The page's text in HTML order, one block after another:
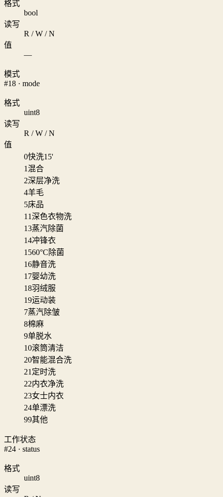
格式
bool
读写
R / W / N
值
—
模式
#18 · mode
格式
uint8
读写
R / W / N
值
0快洗15'
1 混合
2深层净洗
4羊毛
5床品
11深色衣物洗
13蒸汽除菌
14冲锋衣
1560°C除菌
16静音洗
17婴幼洗
18羽绒服
19运动装
7蒸汽除皱
8棉麻
9单脱水
10滚筒清洁
20智能混合洗
21 定时洗
22内衣净洗
23女士内衣
24单漂洗
99其他
工作状态
#24 · status
格式
uint8
读写